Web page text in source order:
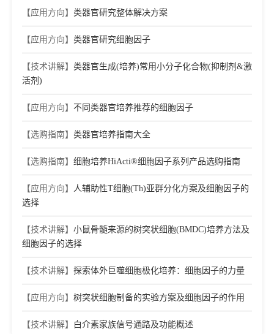
【应用方向】 类器官研究整体解决方案
【应用方向】 类器官研究细胞因子
【技术讲解】 类器官生成(培养)常用小分子化合物(抑制剂&激
活剂)
【应用方向】 不同类器官培养推荐的细胞因子
【选购指南】 类器官培养指南大全
【选购指南】 细胞培养HiActi®细胞因子系列产品选购指南
【应用方向】 人辅助性T细胞(Th)亚群分化方案及细胞因子的
选择
【技术讲解】 小鼠骨髓来源的树突状细胞(BMDC)培养方法及
细胞因子的选择
【技术讲解】 探索体外巨噬细胞极化培养：细胞因子的力量
【应用方向】 树突状细胞制备的实验方案及细胞因子的作用
【技术讲解】 白介素家族信号通路及功能概述